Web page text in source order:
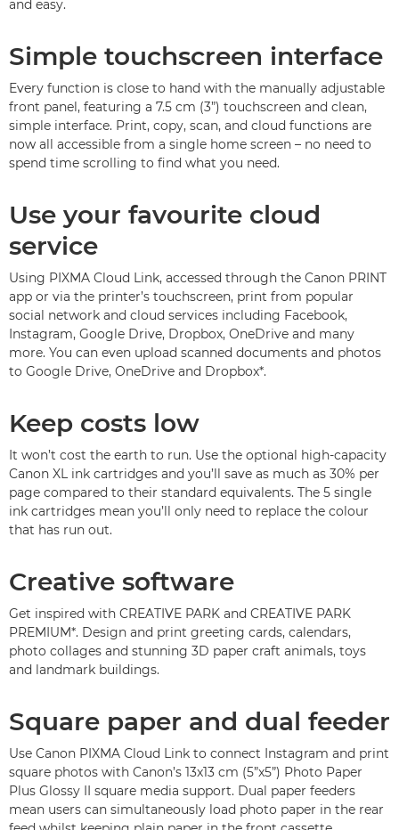
and easy.
Simple touchscreen interface
Every function is close to hand with the manually adjustable
front panel, featuring a 7.5 cm (3”) touchscreen and clean,
simple interface. Print, copy, scan, and cloud functions are
now all accessible from a single home screen – no need to
spend time scrolling to find what you need.
Use your favourite cloud
service
Using PIXMA Cloud Link, accessed through the Canon PRINT
app or via the printer’s touchscreen, print from popular
social network and cloud services including Facebook,
Instagram, Google Drive, Dropbox, OneDrive and many
more. You can even upload scanned documents and photos
to Google Drive, OneDrive and Dropbox*.
Keep costs low
It won’t cost the earth to run. Use the optional high-capacity
Canon XL ink cartridges and you’ll save as much as 30% per
page compared to their standard equivalents. The 5 single
ink cartridges mean you’ll only need to replace the colour
that has run out.
Creative software
Get inspired with CREATIVE PARK and CREATIVE PARK
PREMIUM*. Design and print greeting cards, calendars,
photo collages and stunning 3D paper craft animals, toys
and landmark buildings.
Square paper and dual feeder
Use Canon PIXMA Cloud Link to connect Instagram and print
square photos with Canon’s 13x13 cm (5”x5”) Photo Paper
Plus Glossy II square media support. Dual paper feeders
mean users can simultaneously load photo paper in the rear